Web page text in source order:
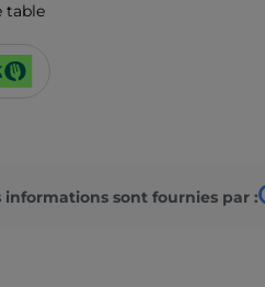
table
informations sont fournies par :